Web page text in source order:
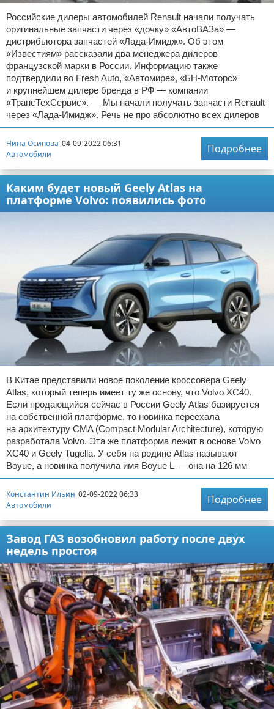
Российские дилеры автомобилей Renault начали получать
оригинальные запчасти через «дочку» «АвтоВАЗа» —
дистрибьютора запчастей «Лада-Имидж». Об этом
«Известиям» рассказали два менеджера дилеров
французской марки в России. Информацию также
подтвердили во Fresh Auto, «Автомире», «БН-Моторс»
и крупнейшем дилере бренда в РФ — компании
«ТрансТехСервис». — Мы начали получать запчасти Renault
через «Лада-Имидж». Речь не про абсолютно всех дилеров
Нина Осипова 04-09-2022 06:31
Автомобили
Подробнее
Каким будет новый Geely Atlas на
платформе Volvo: появились фото
В Китае представили новое поколение кроссовера Geely
Atlas, который теперь имеет ту же основу, что Volvo XC40.
Если продающийся сейчас в России Geely Atlas базируется
на собственной платформе, то новинка переехала
на архитектуру CMA (Compact Modular Architecture), которую
разработала Volvo. Эта же платформа лежит в основе Volvo
XC40 и Geely Tugella. У себя на родине Atlas называют
Boyue, а новинка получила имя Boyue L — она на 126 мм
Константин Ильин 02-09-2022 06:33
Автомобили
Подробнее
Завод ГАЗ возобновил работу после двух
недель простоя